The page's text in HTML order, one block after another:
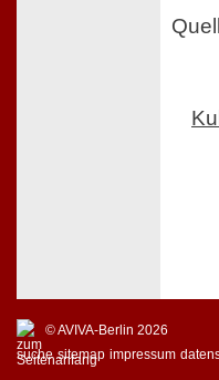
© AVIVA-Berlin 2026
suche sitemap impressum